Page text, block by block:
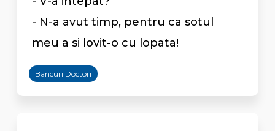
- N-a avut timp, pentru ca sotul
meu a si lovit-o cu lopata!
Bancuri Doctori